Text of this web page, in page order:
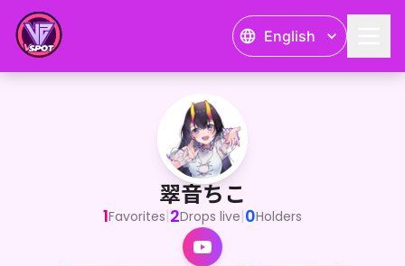
English
翠音ちこ
ウミウシ系Vtuberの翠音ちこです！普段はゲーム配信を中心
翠音ちこ
1Favorites|2Drops live|0Holders